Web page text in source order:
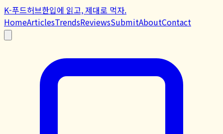
K-푸드허브한입에 읽고, 제대로 먹자.
HomeArticlesTrendsReviewsSubmitAboutContact